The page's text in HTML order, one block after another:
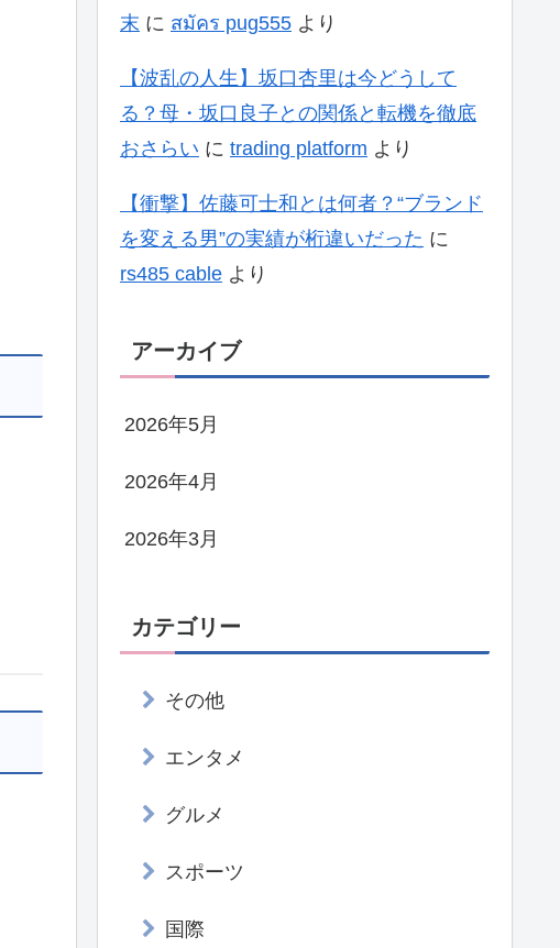
末 に สมัคร pug555 より
【波乱の人生】坂口杏里は今どうして
る？母・坂口良子との関係と転機を徹底
おさらい に trading platform より
【衝撃】佐藤可士和とは何者？“ブランド
を変える男”の実績が桁違いだった に
rs485 cable より
アーカイブ
2026年5月
2026年4月
2026年3月
カテゴリー
その他
エンタメ
グルメ
スポーツ
国際